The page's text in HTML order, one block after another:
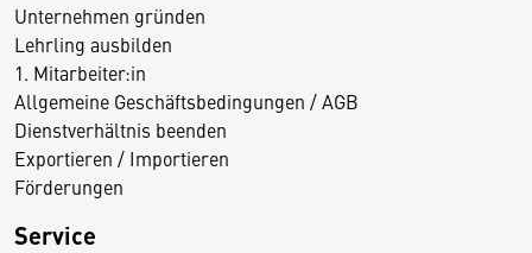
Unternehmen gründen
Lehrling ausbilden
1. Mitarbeiter:in
Allgemeine Geschäftsbedingungen / AGB
Dienstverhältnis beenden
Exportieren / Importieren
Förderungen
Service